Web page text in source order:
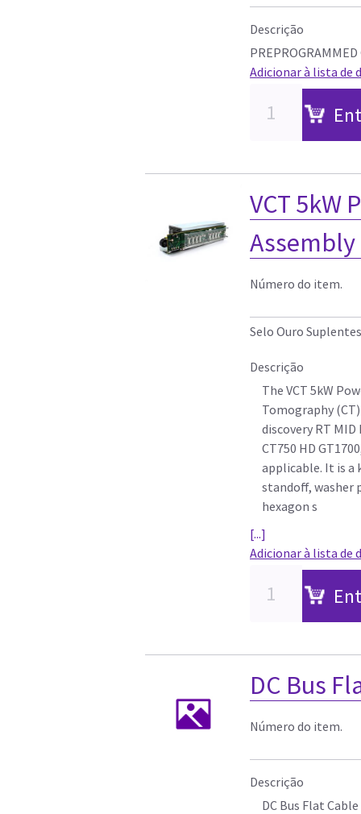
Descrição
PREPROGRAMMED
Adicionar à lista de
VCT 5kW
Assembly
Número do item.
Selo Ouro Suplentes
Descrição
The VCT 5kW
Tomography
discovery RT MID
CT750 HD
applicable. It is a
standoff, washer
hexagon s
[...]
Adicionar à lista de
DC Bus
Número do item.
Descrição
DC Bus Flat Cable